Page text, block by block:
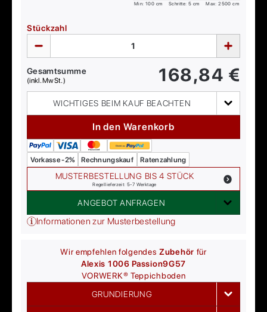
Min: 100 cm Schritte: 5 cm Max:2500 cm
Stückzahl
Gesamtsumme
(inkl. MwSt.) 168,84 €
WICHTIGES BEIM KAUF BEACHTEN
In den Warenkorb
Vorkasse -2% Rechnungskauf Ratenzahlung
MUSTERBESTELLUNG BIS 4 STÜCK
Regellieferzeit: 5-7 Werktage
ANGEBOT ANFRAGEN
Informationen zur Musterbestellung
Wir empfehlen folgendesZubehör für
Alexis 1006 Passion9G57
VORWERK® Teppichboden
GRUNDIERUNG